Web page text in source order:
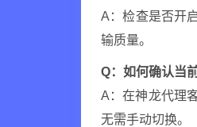
A：检查是否开
输质量。
Q：如何确认当
A：在神龙代理
无需手动切换。